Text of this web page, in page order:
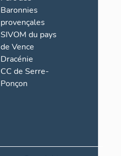
Baronnies
provençales
SIVOM du pays
de Vence
Dracénie
CC de Serre-
Ponçon